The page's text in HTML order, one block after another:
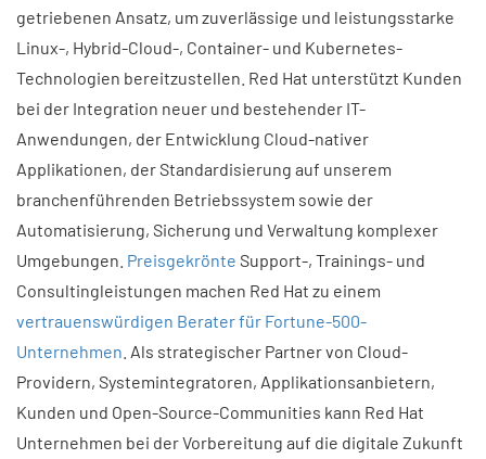
getriebenen Ansatz, um zuverlässige und leistungsstarke
Linux-, Hybrid-Cloud-, Container- und Kubernetes-
Technologien bereitzustellen. Red Hat unterstützt Kunden
bei der Integration neuer und bestehender IT-
Anwendungen, der Entwicklung Cloud-nativer
Applikationen, der Standardisierung auf unserem
branchenführenden Betriebssystem sowie der
Automatisierung, Sicherung und Verwaltung komplexer
Umgebungen. Preisgekrönte Support-, Trainings- und
Consultingleistungen machen Red Hat zu einem
vertrauenswürdigen Berater für Fortune-500-
Unternehmen . Als strategischer Partner von Cloud-
Providern, Systemintegratoren, Applikationsanbietern,
Kunden und Open-Source-Communities kann Red Hat
Unternehmen bei der Vorbereitung auf die digitale Zukunft